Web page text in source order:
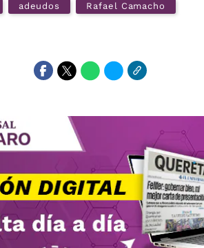
adeudos Rafael Camacho